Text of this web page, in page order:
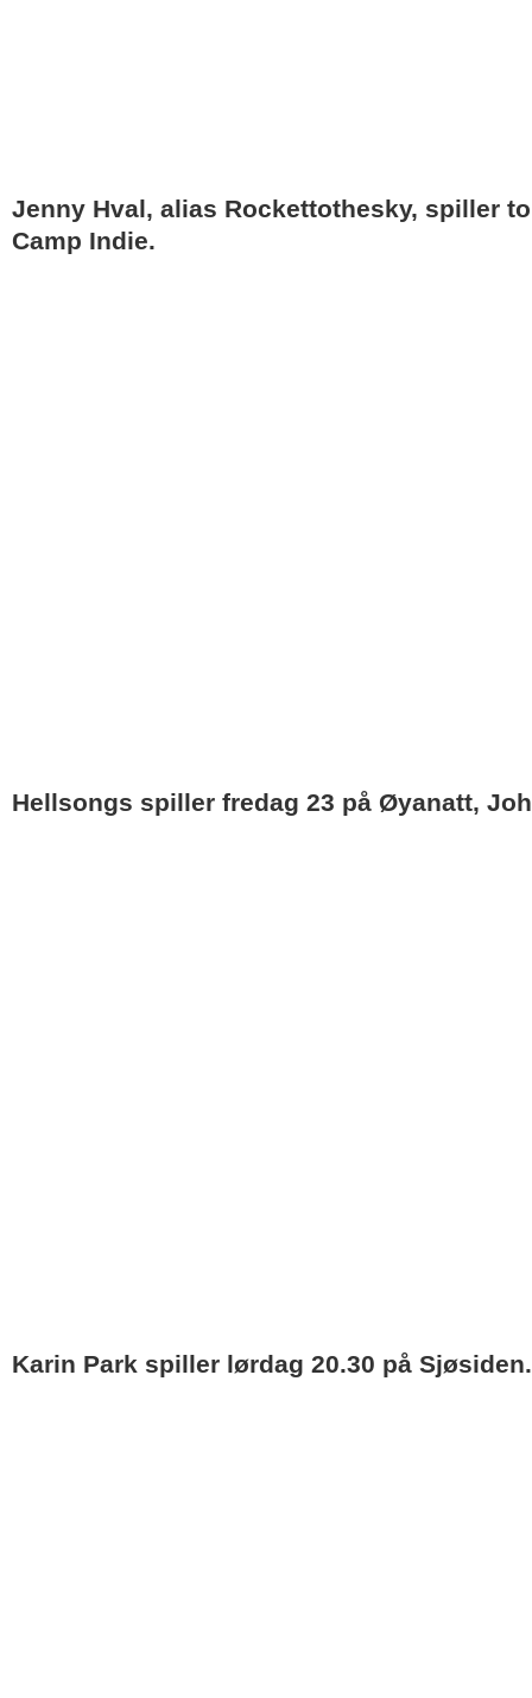
Jenny Hval, alias Rockettothesky, spiller
Camp Indie.
Hellsongs spiller fredag 23 på Øyanatt,
Karin Park spiller lørdag 20.30 på Sjøsiden.